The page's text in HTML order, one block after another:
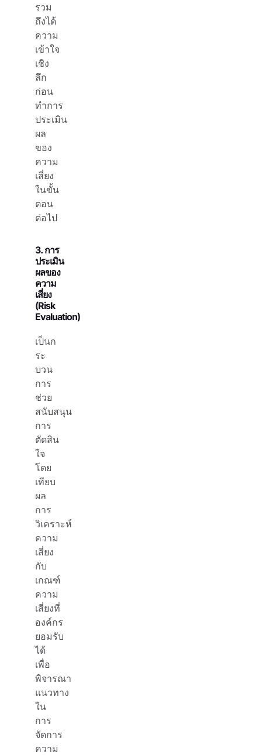
รวม
ถึงได้
ความ
เข้าใจ
เชิง
ลึก
ก่อน
ทำการ
ประเมิน
ผล
ของ
ความ
เสี่ยง
ในขั้น
ตอน
ต่อไป
3. การ
ประเมิน
ผลของ
ความ
เสี่ยง
(Risk
Evaluation)
เป็นก
ระ
บวน
การ
ช่วย
สนับสนุน
การ
ตัดสิน
ใจ
โดย
เทียบ
ผล
การ
วิเคราะห์
ความ
เสี่ยง
กับ
เกณฑ์
ความ
เสี่ยงที่
องค์กร
ยอมรับ
ได้
เพื่อ
พิจารณา
แนวทาง
ใน
การ
จัดการ
ความ